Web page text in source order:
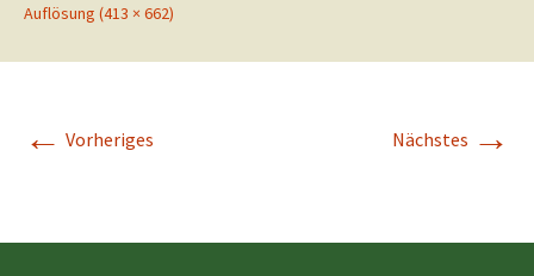
Auflösung (413 × 662)
← Vorheriges Nächstes →